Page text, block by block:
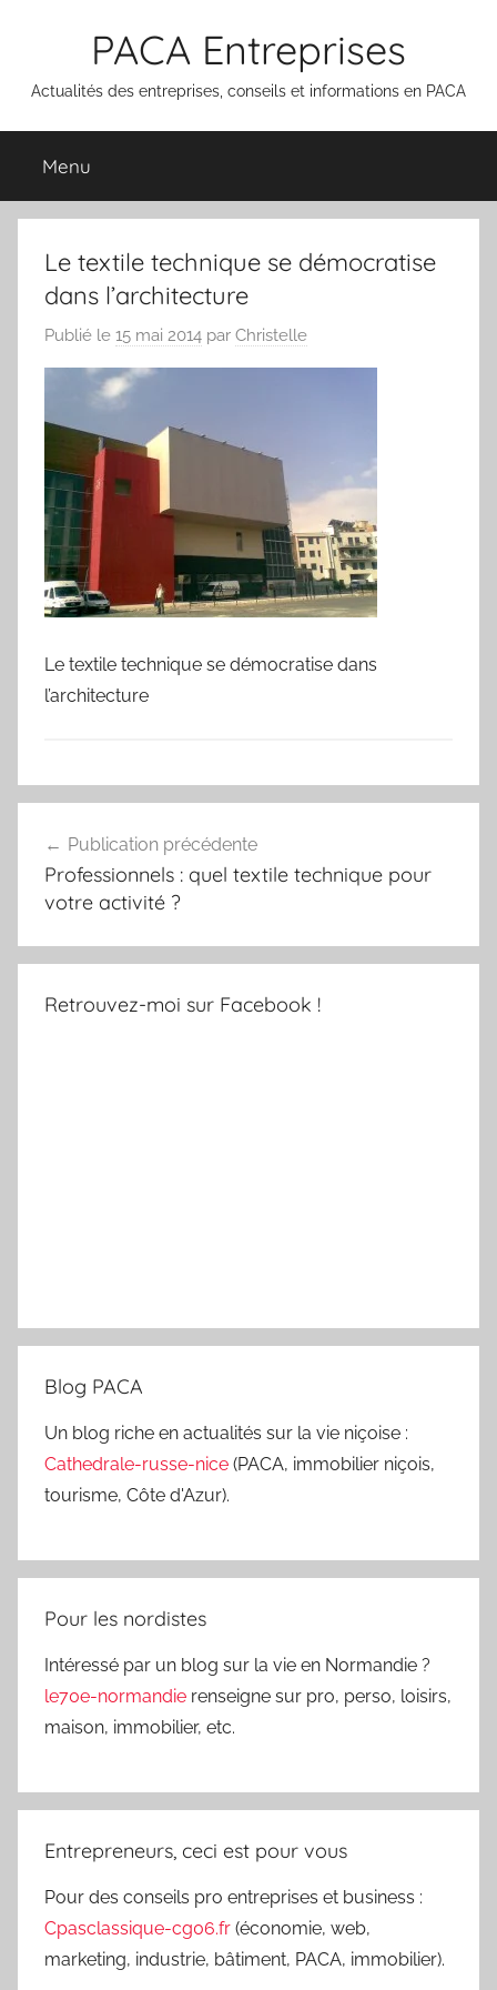
PACA Entreprises
Actualités des entreprises, conseils et informations en PACA
Menu
Le textile technique se démocratise
dans l’architecture
Publié le 15 mai 2014 par Christelle
Le textile technique se démocratise dans
l’architecture
de
l’article
Publication précédente
Professionnels : quel textile technique pour
votre activité ?
Retrouvez-moi sur Facebook !
Blog PACA
Un blog riche en actualités sur la vie niçoise :
Cathedrale-russe-nice (PACA, immobilier niçois,
tourisme, Côte d'Azur).
Pour les nordistes
Intéressé par un blog sur la vie en Normandie ?
le70e-normandie renseigne sur pro, perso, loisirs,
maison, immobilier, etc.
Entrepreneurs, ceci est pour vous
Pour des conseils pro entreprises et business :
Cpasclassique-cg06.fr (économie, web,
marketing, industrie, bâtiment, PACA, immobilier).